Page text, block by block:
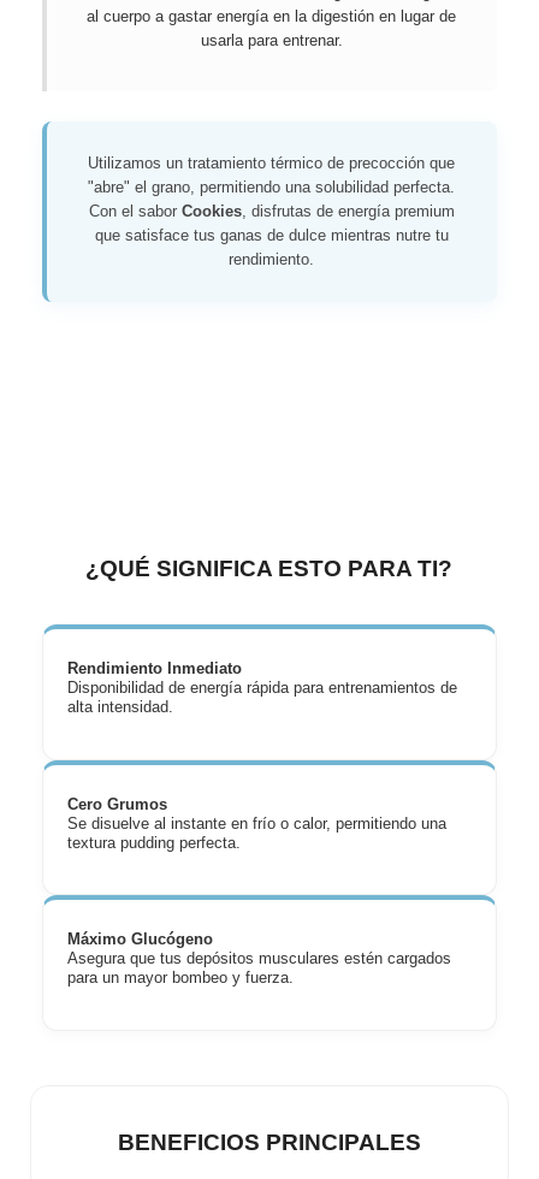
al cuerpo a gastar energía en la digestión en lugar de
usarla para entrenar.
Utilizamos un tratamiento térmico de precocción que
"abre" el grano, permitiendo una solubilidad perfecta.
Con el sabor Cookies, disfrutas de energía premium
que satisface tus ganas de dulce mientras nutre tu
rendimiento.
¿QUÉ SIGNIFICA ESTO PARA TI?
Rendimiento Inmediato
Disponibilidad de energía rápida para entrenamientos de
alta intensidad.
Cero Grumos
Se disuelve al instante en frío o calor, permitiendo una
textura pudding perfecta.
Máximo Glucógeno
Asegura que tus depósitos musculares estén cargados
para un mayor bombeo y fuerza.
BENEFICIOS PRINCIPALES